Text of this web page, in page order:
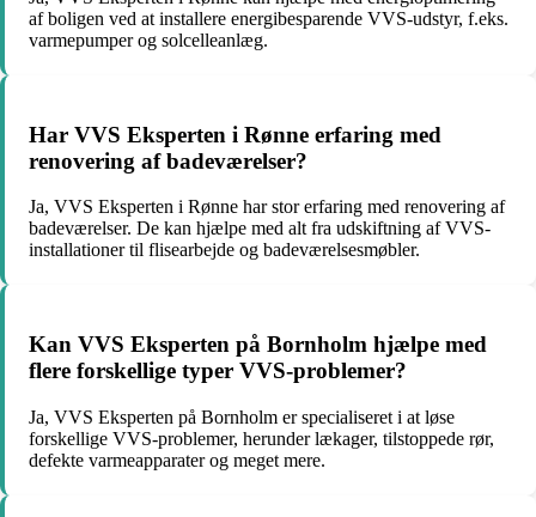
af boligen ved at installere energibesparende VVS-udstyr, f.eks.
varmepumper og solcelleanlæg.
Har VVS Eksperten i Rønne erfaring med
renovering af badeværelser?
Ja, VVS Eksperten i Rønne har stor erfaring med renovering af
badeværelser. De kan hjælpe med alt fra udskiftning af VVS-
installationer til flisearbejde og badeværelsesmøbler.
Kan VVS Eksperten på Bornholm hjælpe med
flere forskellige typer VVS-problemer?
Ja, VVS Eksperten på Bornholm er specialiseret i at løse
forskellige VVS-problemer, herunder lækager, tilstoppede rør,
defekte varmeapparater og meget mere.